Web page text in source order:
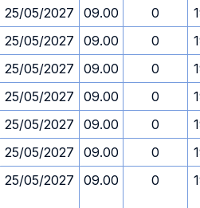
25/05/2027 09.00 0
25/05/2027 09.00 0
25/05/2027 09.00 0
25/05/2027 09.00 0
25/05/2027 09.00 0
25/05/2027 09.00 0
25/05/2027 09.00 0